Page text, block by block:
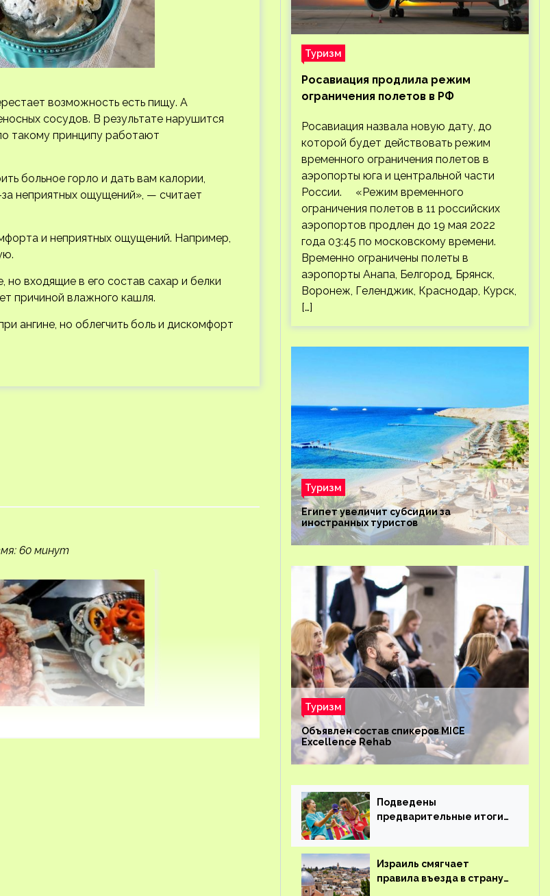
возможность есть пищу. А
сосудов. В результате нарушится
такому принципу работают
больное горло и дать вам калории,
неприятных ощущений», — считает
и неприятных ощущений. Например,
входящие в его состав сахар и белки
причиной влажного кашля.
ангине, но облегчить боль и дискомфорт
60 минут
Туризм
Росавиация продлила режим
ограничения полетов в РФ
Росавиация назвала новую дату, до
которой будет действовать режим
временного ограничения полетов в
аэропорты юга и центральной части
России. «Режим временного
ограничения полетов в 11 российских
аэропортов продлен до 19 мая 2022
года 03:45 по московскому времени.
Временно ограничены полеты в
аэропорты Анапа, Белгород, Брянск,
Воронеж, Геленджик, Краснодар, Курск,
[…]
Туризм
Египет увеличит субсидии за
иностранных туристов
Туризм
Объявлен состав спикеров MICE
Excellence Rehab
Подведены
предварительные итоги
Израиль смягчает
правила въезда в страну